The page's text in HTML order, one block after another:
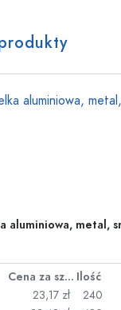
aluminiowa, metal,
Cena za sztukę Ilość
23,17 zł
240